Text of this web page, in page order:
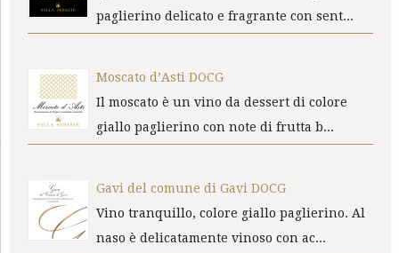
paglierino delicato e fragrante con sent...
Moscato d’Asti DOCG
Il moscato è un vino da dessert di colore
giallo paglierino con note di frutta b...
Gavi del comune di Gavi DOCG
Vino tranquillo, colore giallo paglierino. Al
naso è delicatamente vinoso con ac...